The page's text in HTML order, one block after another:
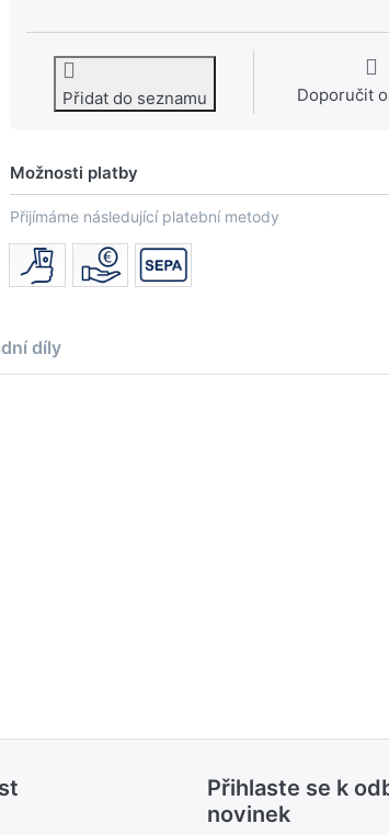
Přidat do seznamu Doporučit
Možnosti platby
Přijímáme následující platební metody
díly
Přihlaste se k
novinek